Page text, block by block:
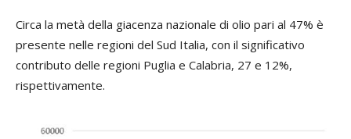
Circa la metà della giacenza nazionale di olio pari al 47% è
presente nelle regioni del Sud Italia, con il significativo
contributo delle regioni Puglia e Calabria, 27 e 12%,
rispettivamente.